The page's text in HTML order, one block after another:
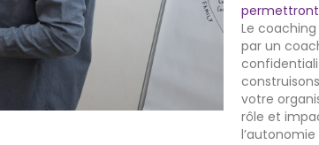
permettront
Le
par un
votre
rôle et
l’autonomie